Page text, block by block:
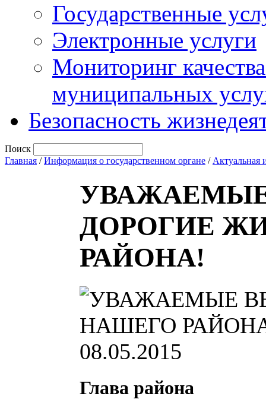
Государственные
Электронные услуги
Мониторинг
муниципальных
Безопасность
Поиск
Главная /Информация о государственном органе / Актуальная
ДОРОГИЕ
РАЙОНА!
08.05.2015
Глава района